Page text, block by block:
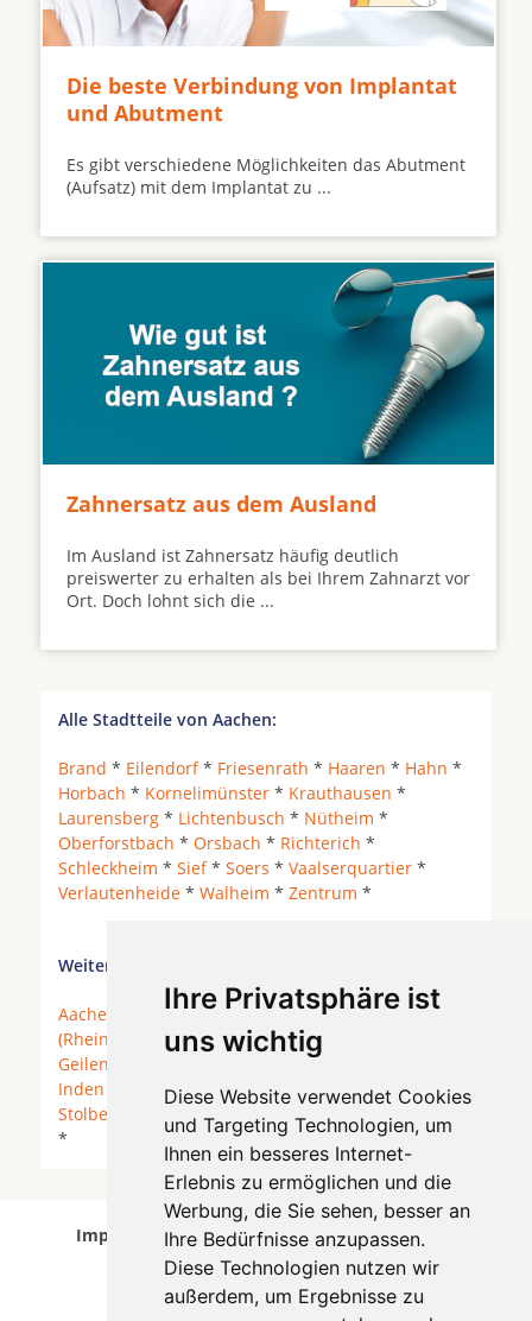
Ihre Privatsphäre ist
uns wichtig
Diese Website verwendet Cookies
und Targeting Technologien, um
Ihnen ein besseres Internet-
Erlebnis zu ermöglichen und die
Werbung, die Sie sehen, besser an
Ihre Bedürfnisse anzupassen.
Diese Technologien nutzen wir
außerdem, um Ergebnisse zu
Die beste Verbindung von Implantat
und Abutment
Es gibt verschiedene Möglichkeiten das Abutment
(Aufsatz) mit dem Implantat zu ...
Zahnersatz aus dem Ausland
Im Ausland ist Zahnersatz häufig deutlich
preiswerter zu erhalten als bei Ihrem Zahnarzt vor
Ort. Doch lohnt sich die ...
Alle Stadtteile von Aachen:
Brand * Eilendorf* Friesenrath * Haaren * Hahn *
Horbach * Kornelimünster * Krauthausen *
Laurensberg * Lichtenbusch * Nütheim *
Oberforstbach * Orsbach * Richterich *
Schleckheim * Sief* Soers * Vaalserquartier *
Verlautenheide * Walheim * Zentrum *
Weitere Orte in der Nähe von Aachen:
Aachen Aldenhoven * Alsdorf *Alsdorf
(Rheinland)
*Baesweiler*Eschweiler
Geilenkirchen
*Hürtgenwald
Inden
Langerwehe*Roetgen*Simmerath*
Stolberg (Rheinland)
Würselen *
Übach-Palenberg
*
Implantologen in Aachen wurde am 05 August
2026 aktualisiert.